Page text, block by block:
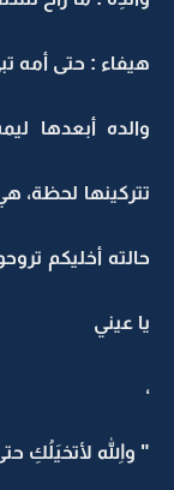
هيفاء : حتى أمه
والده أبعدها
تتركينها لحظة،
حالته أخليكم
يا عيني
،
" واللهِ لأتخيَلُكِ